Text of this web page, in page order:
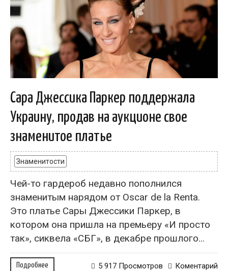
Сара Джессика Паркер поддержала
Украину, продав на аукционе свое
знаменитое платье
Знаменитости
Чей-то гардероб недавно пополнился
знаменитым нарядом от Oscar de la Renta.
Это платье Сары Джессики Паркер, в
котором она пришла на премьеру «И просто
так», сиквела «СБГ», в декабре прошлого...
Подробнее Коментарий
5 917 Просмотров